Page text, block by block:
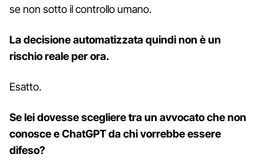
se non sotto il controllo umano.
La decisione automatizzata quindi non è un
rischio reale per ora.
Esatto.
Se lei dovesse scegliere tra un avvocato che non
conosce e ChatGPT da chi vorrebbe essere
difeso?